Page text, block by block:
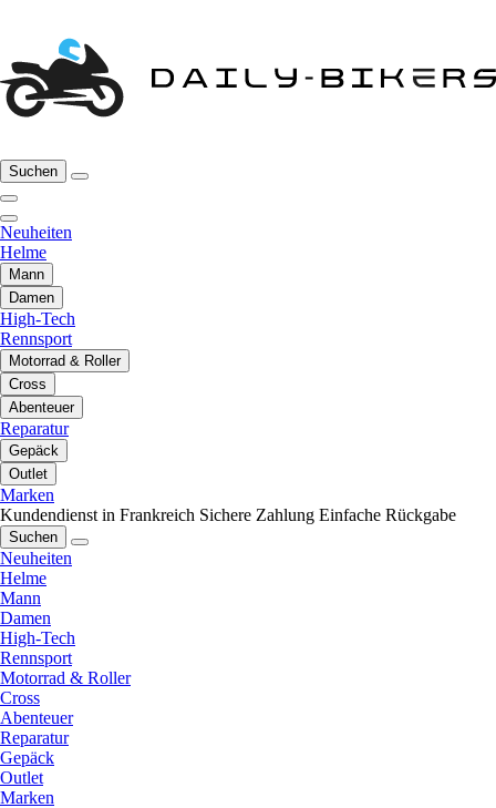
Suchen
Neuheiten
Helme
Mann
Damen
High-Tech
Rennsport
Motorrad & Roller
Cross
Abenteuer
Reparatur
Gepäck
Outlet
Marken
Kundendienst in Frankreich Sichere Zahlung Einfache Rückgabe
Suchen
Neuheiten
Helme
Mann
Damen
High-Tech
Rennsport
Motorrad & Roller
Cross
Abenteuer
Reparatur
Gepäck
Outlet
Marken